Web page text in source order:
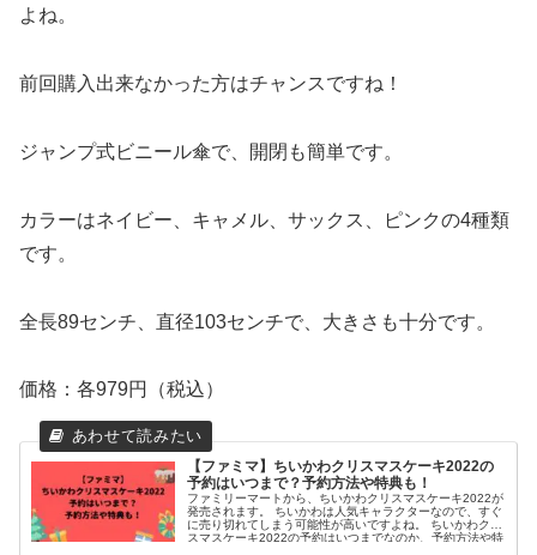
よね。
前回購入出来なかった方はチャンスですね！
ジャンプ式ビニール傘で、開閉も簡単です。
カラーはネイビー、キャメル、サックス、ピンクの4種類
です。
全長89センチ、直径103センチで、大きさも十分です。
価格：各979円（税込）
【ファミマ】ちいかわクリスマスケーキ2022の
予約はいつまで？予約方法や特典も！
ファミリーマートから、ちいかわクリスマスケーキ2022が
発売されます。 ちいかわは人気キャラクターなので、すぐ
に売り切れてしまう可能性が高いですよね。 ちいかわクリ
スマスケーキ2022の予約はいつまでなのか、予約方法や特